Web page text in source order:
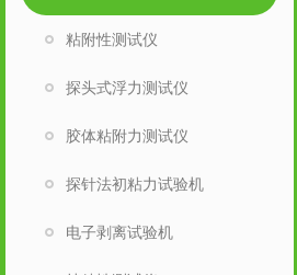
粘附性测试仪
探头式浮力测试仪
胶体粘附力测试仪
探针法初粘力试验机
电子剥离试验机